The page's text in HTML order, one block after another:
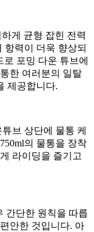
하게 균형 잡힌 전력
항력이 더욱 향상되
포밍 다운 튜브에
한 여러분의 일탈
제공합니다.
브 상단에 물통 케
의 물통을 장착
라이딩을 즐기고
간단한 원칙을 따릅
안한 것입니다. 아